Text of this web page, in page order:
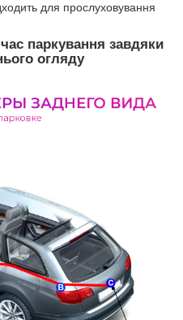
для прослуховування
паркування завдяки
огляду